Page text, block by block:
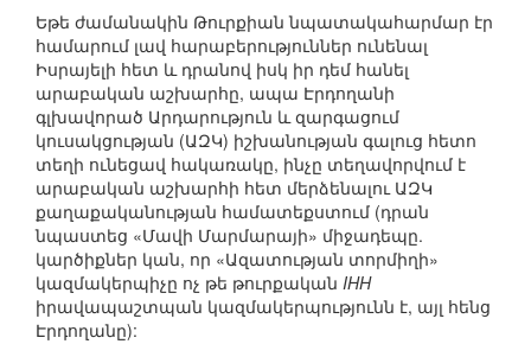
Եթե ժամանակին Թուրքիան նպատակահարմար էր
համարում լավ հարաբերություններ ունենալ
Իսրայելի հետ և դրանով իսկ իր դեմ հանել
արաբական աշխարհը, ապա Էրդողանի
գլխավորած Արդարություն և զարգացում
կուսակցության (ԱԶԿ) իշխանության գալուց հետո
տեղի ունեցավ հակառակը, ինչը տեղավորվում է
արաբական աշխարհի հետ մերձենալու ԱԶԿ
քաղաքականության համատեքստում (դրան
նպաստեց «Մավի Մարմարայի» միջադեպը.
կարծիքներ կան, որ «Ազատության տորմիղի»
կազմակերպիչը ոչ թե թուրքական IHH
իրավապաշտպան կազմակերպությունն է, այլ հենց
Էրդողանը):